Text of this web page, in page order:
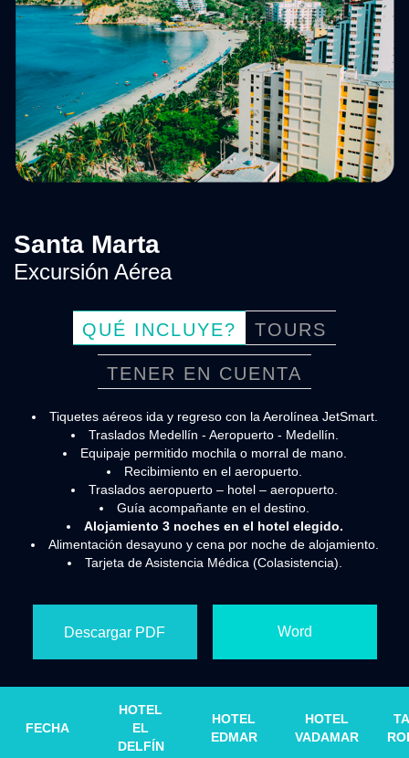
Santa Marta
Excursión Aérea
QUÉ INCLUYE? TOURS
TENER EN CUENTA
Tiquetes aéreos ida y regreso con la Aerolínea JetSmart.
Traslados Medellín - Aeropuerto - Medellín.
Equipaje permitido mochila o morral de mano.
Recibimiento en el aeropuerto.
Traslados aeropuerto – hotel – aeropuerto.
Guía acompañante en el destino.
Alojamiento 3 noches en el hotel elegido.
Alimentación desayuno y cena por noche de alojamiento.
Tarjeta de Asistencia Médica (Colasistencia).
Descargar PDF Word
FECHA
HOTEL
EL
DELFÍN
HOTEL
EDMAR
HOTEL
VADAMAR